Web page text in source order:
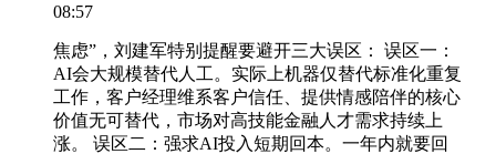
08:57
焦虑”，刘建军特别提醒要避开三大误区： 误区一：
AI会大规模替代人工。实际上机器仅替代标准化重复
工作，客户经理维系客户信任、提供情感陪伴的核心
价值无可替代，市场对高技能金融人才需求持续上
涨。 误区二：强求AI投入短期回本。一年内就要回